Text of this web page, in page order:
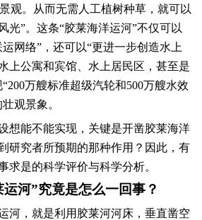
景观。从而无需人工植树种草，就可以
光”。这条“胶莱海洋运河”不仅可以
网络”，还可以“更进一步创造水上
上公寓和宾馆、水上居民区，甚至是
200万艘标准超级汽轮和500万艘水效
观景象。
想能不能实现，关键是开凿胶莱海洋
研究者所预期的那种作用？因此，有
求是的科学评价与科学分析。
河”究竟是怎么一回事？
河，就是利用胶莱河河床，垂直凿空